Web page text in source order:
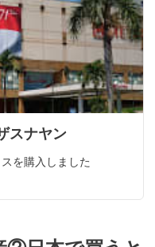
スナヤン
を購入しました